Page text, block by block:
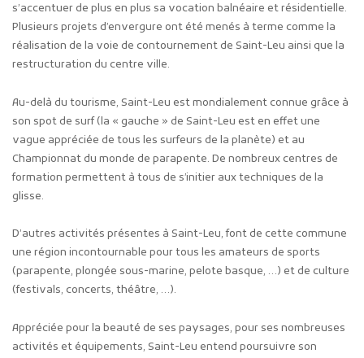
s’accentuer de plus en plus sa vocation balnéaire et résidentielle.
Plusieurs projets d’envergure ont été menés à terme comme la
réalisation de la voie de contournement de Saint-Leu ainsi que la
restructuration du centre ville.
Au-delà du tourisme, Saint-Leu est mondialement connue grâce à
son spot de surf (la « gauche » de Saint-Leu est en effet une
vague appréciée de tous les surfeurs de la planète) et au
Championnat du monde de parapente. De nombreux centres de
formation permettent à tous de s’initier aux techniques de la
glisse.
D’autres activités présentes à Saint-Leu, font de cette commune
une région incontournable pour tous les amateurs de sports
(parapente, plongée sous-marine, pelote basque, …) et de culture
(festivals, concerts, théâtre, …).
Appréciée pour la beauté de ses paysages, pour ses nombreuses
activités et équipements, Saint-Leu entend poursuivre son